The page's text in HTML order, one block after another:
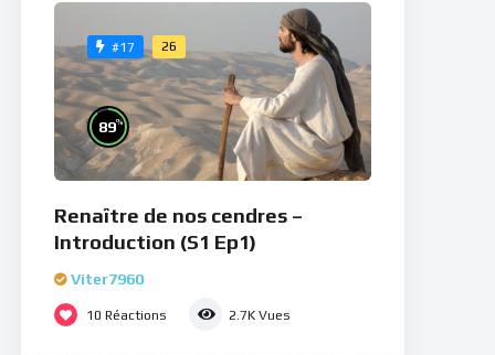
#17 26
89%
Renaître de nos cendres –
Introduction (S1 Ep1)
Viter7960
10 Réactions 2.7K Vues